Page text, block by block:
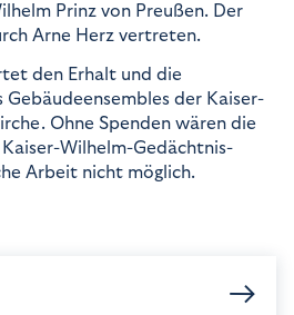
Prinz von Preußen. Der
Arne Herz vertreten.
den Erhalt und die
der Kaiser-
Ohne Spenden wären die
Wilhelm-Gedächtnis-
Arbeit nicht möglich.